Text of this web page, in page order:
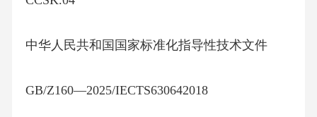
中华人民共和国国家标准化指导性技术文件
GB/Z160—2025/IECTS630642018